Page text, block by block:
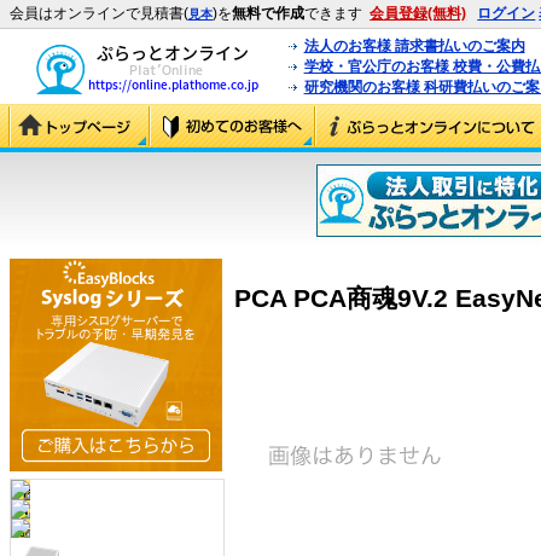
会員はオンラインで見積書(見本)を無料で作成できます 会員登録(無料) ログイン
法人のお客様 請求書払いのご案内
学校・官公庁のお客様 校費・公費
研究機関のお客様 科研費払いのご
PCA PCA商魂9V.2